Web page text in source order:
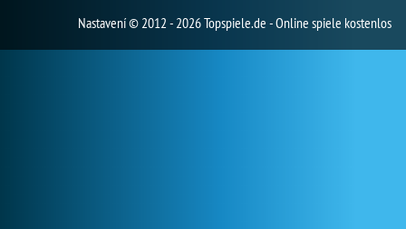
Nastavení© 2012 - 2026 Topspiele.de - Online spiele kostenlos